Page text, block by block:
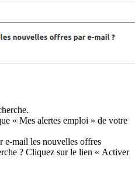
« Mes alertes emploi » de votre
e-mail les nouvelles offres
? Cliquez sur le lien « Activer